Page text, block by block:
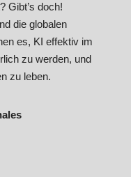
Gibt’s doch!
die globalen
es, KI effektiv im
zu werden, und
zu leben.